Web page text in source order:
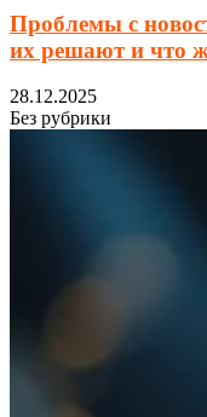
Проблемы с
их решают и что
28.12.2025
Без рубрики